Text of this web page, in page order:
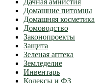
Домашние питомцы
Домашняя косметика
Домоводство
Законопроекты
Защита
Зеленая аптека
Земледелие
Инвентарь
Кодексы и ФЗ